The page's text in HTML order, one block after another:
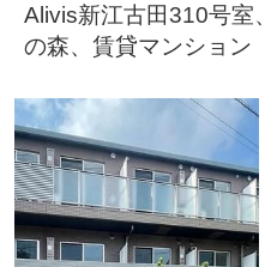
Alivis新江古田310号室、
の森、 賃貸マンション